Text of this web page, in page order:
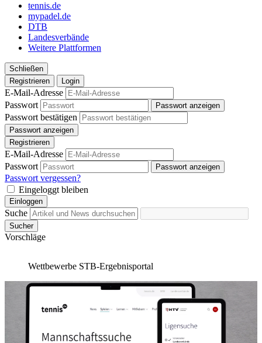
tennis.de
mypadel.de
DTB
Landesverbände
Weitere Plattformen
Schließen
Registrieren
Login
E-Mail-Adresse
Passwort
Passwort anzeigen
Passwort bestätigen
Passwort anzeigen
Registrieren
E-Mail-Adresse
Passwort
Passwort anzeigen
Passwort vergessen?
Eingeloggt bleiben
Einloggen
Suche
Sucher
Vorschläge
Wettbewerbe STB-Ergebnisportal